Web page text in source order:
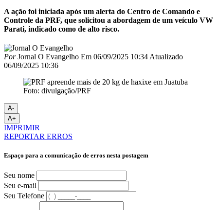
A ação foi iniciada após um alerta do Centro de Comando e
Controle da PRF, que solicitou a abordagem de um veículo VW
Parati, indicado como de alto risco.
PorJornal O Evangelho Em 06/09/2025 10:34 Atualizado
06/09/2025 10:36
Foto: divulgação/PRF
A-
A+
IMPRIMIR
REPORTAR ERROS
Espaço para a comunicação de erros nesta postagem
Seu nome
Seu e-mail
Seu Telefone